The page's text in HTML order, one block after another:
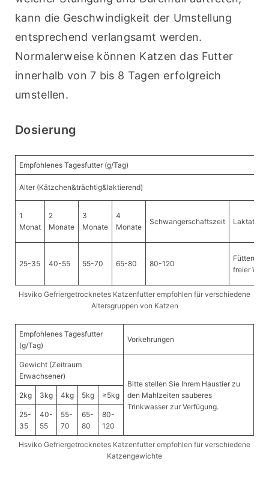
kann die Geschwindigkeit der Umstellung
entsprechend verlangsamt werden.
Normalerweise können Katzen das Futter
innerhalb von 7 bis 8 Tagen erfolgreich
umstellen.
Dosierung
Empfohlenes Tagesfutter (g/Tag)
Alter (Kätzchen&trächtig&laktierend)
1
Monat
2
Monate
3
Monate
4
Monate
Schwangerschaftszeit
25-35 40-55 55-70 65-80 80-120
Fütterung
freier Wahl
Hsviko Gefriergetrocknetes Katzenfutter empfohlen für verschiedene
Altersgruppen von Katzen
Empfohlenes Tagesfutter
(g/Tag)
Vorkehrungen
Gewicht (Zeitraum
Erwachsener)
Bitte stellen Sie Ihrem Haustier zu
den Mahlzeiten sauberes
Trinkwasser zur Verfügung.
2kg 3kg 4kg 5kg ≥5kg
25-
35
40-
55
55-
70
65-
80
80-
120
Hsviko Gefriergetrocknetes Katzenfutter empfohlen für verschiedene
Katzengewichte